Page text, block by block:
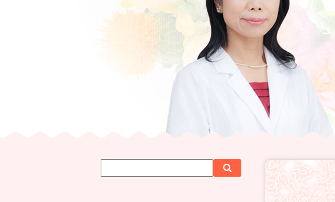
イ
索